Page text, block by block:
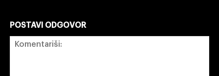
POSTAVI ODGOVOR